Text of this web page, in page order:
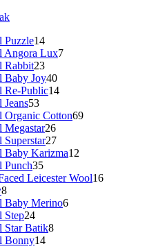
Puzzle14
Angora Lux7
Rabbit23
Baby Joy40
Re-Public14
53
Organic Cotton69
Megastar26
Superstar27
Baby Karizma12
Punch35
Leicester Wool16
8
Baby Merino6
Step24
Star Batik8
Bonny14